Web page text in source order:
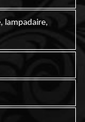
lampadaire,